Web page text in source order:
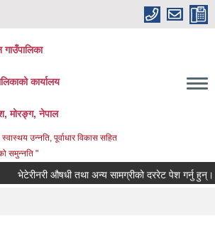
कार्यालय
मोरङ्ग, नेपाल
स्वास्थय उन्नति, पूर्वाधार विकास सहित
समुन्नति "
भेटेरीनरी औषधी तथा अन्य सामग्रीको दररेट पेश गर्नु